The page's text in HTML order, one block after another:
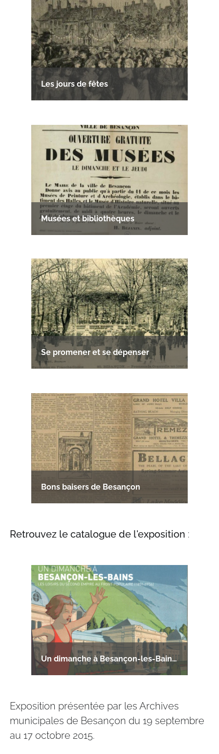
Les jours de fêtes
Musées et bibliothèques
Se promener et se dépenser
Bons baisers de Besançon
Retrouvez le catalogue de l'exposition :
Un dimanche à Besançon-les-Bains, les loisirs de 1851 à 1936 (2015)
Exposition présentée par les Archives
municipales de Besançon du 19 septembre
au 17 octobre 2015.